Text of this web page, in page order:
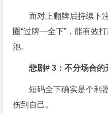
而对上翻牌后持续下
圈“过牌—全下”，能有效
池。
悲剧# 3：不分场合的
短码全下确实是个利
伤到自己。